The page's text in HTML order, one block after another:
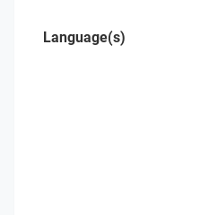
Language(s)